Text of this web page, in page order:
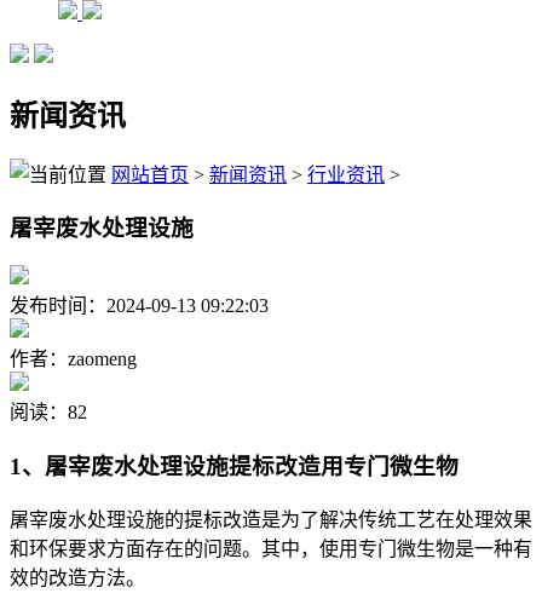
新闻资讯
网站首页 > 新闻资讯 > 行业资讯 >
屠宰废水处理设施
发布时间：2024-09-13 09:22:03
作者：zaomeng
阅读：82
1、屠宰废水处理设施提标改造用专门微生物
屠宰废水处理设施的提标改造是为了解决传统工艺在处理效果
和环保要求方面存在的问题。其中，使用专门微生物是一种有
效的改造方法。